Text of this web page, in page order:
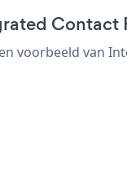
voorbeeld van